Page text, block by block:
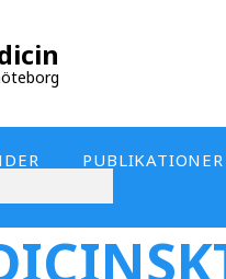
PUBLIKATIONER